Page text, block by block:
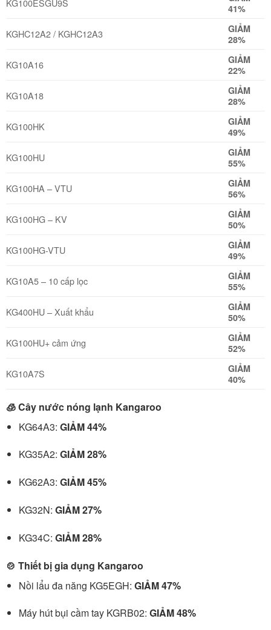
41%
KGHC12A2 / KGHC12A3
GIẢM
28%
KG10A16
GIẢM
22%
KG10A18
GIẢM
28%
KG100HK
GIẢM
49%
KG100HU
GIẢM
55%
KG100HA – VTU
GIẢM
56%
KG100HG – KV
GIẢM
50%
KG100HG-VTU
GIẢM
49%
KG10A5 – 10 cấp lọc
GIẢM
55%
KG400HU – Xuất khẩu
GIẢM
50%
KG100HU+ cảm ứng
GIẢM
52%
KG10A7S
GIẢM
40%
🧊 Cây nước nóng lạnh Kangaroo
KG64A3: GIẢM 44%
KG35A2: GIẢM 28%
KG62A3: GIẢM 45%
KG32N: GIẢM 27%
KG34C: GIẢM 28%
🍲 Thiết bị gia dụng Kangaroo
Nồi lẩu đa năng KG5EGH: GIẢM 47%
Máy hút bụi cầm tay KGRB02: GIẢM 48%